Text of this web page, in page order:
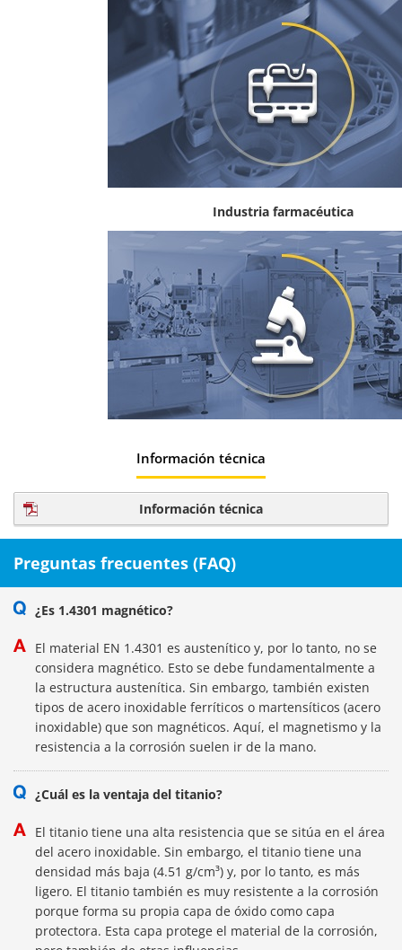
Industria farmacéutica
Información técnica
Información técnica
Preguntas frecuentes (FAQ)
¿Es 1.4301 magnético?
El material EN 1.4301 es austenítico y, por lo tanto, no se
considera magnético. Esto se debe fundamentalmente a
la estructura austenítica. Sin embargo, también existen
tipos de acero inoxidable ferríticos o martensíticos (acero
inoxidable) que son magnéticos. Aquí, el magnetismo y la
resistencia a la corrosión suelen ir de la mano.
¿Cuál es la ventaja del titanio?
El titanio tiene una alta resistencia que se sitúa en el área
del acero inoxidable. Sin embargo, el titanio tiene una
densidad más baja (4.51 g/cm³) y, por lo tanto, es más
ligero. El titanio también es muy resistente a la corrosión
porque forma su propia capa de óxido como capa
protectora. Esta capa protege el material de la corrosión,